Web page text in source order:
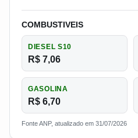
COMBUSTIVEIS
DIESEL S10
R$ 7,06
GASOLINA
R$ 6,70
Fonte ANP, atualizado em 31/07/2026